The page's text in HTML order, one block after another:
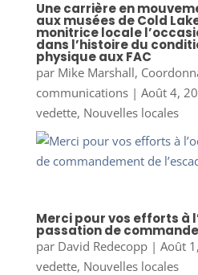
Une carrière en
aux musées de Cold
monitrice locale
dans l’histoire du
physique aux FAC
par Mike Marshall,
communications| Août 4,
vedette, Nouvelles locales
Merci pour vos efforts à
passation de
par David Redecopp| Août
vedette, Nouvelles locales